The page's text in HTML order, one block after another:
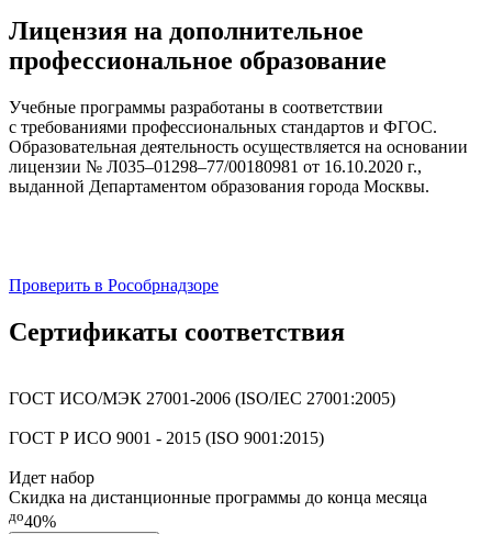
Лицензия на дополнительное
профессиональное образование
Учебные программы разработаны в соответствии
с требованиями профессиональных стандартов и ФГОС.
Образовательная деятельность осуществляется на основании
лицензии № Л035–01298–77/00180981 от 16.10.2020 г.,
выданной Департаментом образования города Москвы.
Проверить в Рособрнадзоре
Сертификаты соответствия
ГОСТ ИСО/МЭК 27001-2006 (ISO/IEC 27001:2005)
ГОСТ Р ИСО 9001 - 2015 (ISO 9001:2015)
Идет набор
Скидка на дистанционные программы до конца месяца
до40%